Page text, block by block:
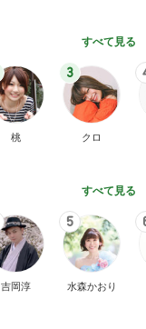
すべて見る
桃
3
クロ
すべて見る
吉岡淳
5
水森かおり